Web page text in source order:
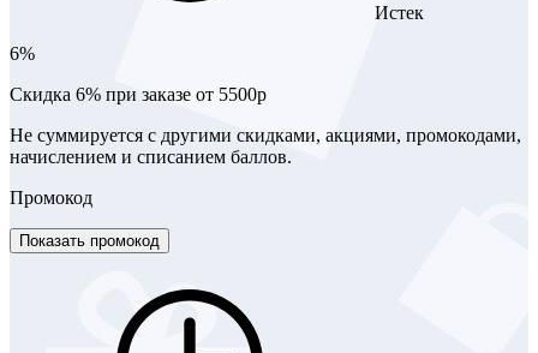
Истек
6%
Скидка 6% при заказе от 5500р
Не суммируется с другими скидками, акциями, промокодами,
начислением и списанием баллов.
Промокод
Показать промокод